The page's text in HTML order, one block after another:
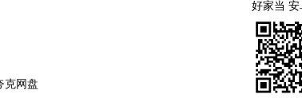
克网盘
好家当